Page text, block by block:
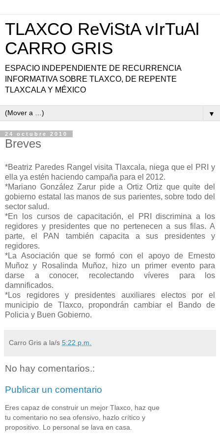
TLAXCO ReViStA vIrTuAl
CARRO GRIS
ESPACIO INDEPENDIENTE DE RECURRENCIA
INFORMATIVA SOBRE TLAXCO, DE REPENTE
TLAXCALA Y MÉXICO
▼
24 octubre 2010
Breves
*Beatriz Paredes Rangel visita Tlaxcala, niega que el PRI y
ella ya estén haciendo campaña para el 2012.
*Mariano González Zarur pide a Ortiz Ortiz que quite del
gobierno estatal las manos de sus parientes, sobre todo del
sector salud.
*En los cursos de capacitación, el PRI discrimina a los
regidores y presidentes que no pertenecen a sus filas. A
parte, el PAN también capacita a sus presidentes y
regidores.
*La Asociación que se formó con el apoyo de Ernesto
Muñoz y Rosalinda Muñoz, hizo un primer evento para
darse a conocer, recolectando víveres para los
damnificados.
*Los regidores y presidentes auxiliares electos por el
municipio de Tlaxco, propondrán cambiar el Bando de
Policia y Buen Gobierno.
Carro Gris a la/s 5:22 p.m.
No hay comentarios.:
Publicar un comentario
Eres capaz de construir un mejor Tlaxco, haz que
tu comentario no sea ofensivo, hazlo crítico y
propositivo. Lo personal se lava en casa.